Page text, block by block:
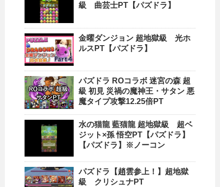
級 曲芸士PT【パズドラ】
金曜ダンジョン 超地獄級 光ホ
ルスPT【パズドラ】
パズドラ ROコラボ 迷宮の森 超
級 初見 災禍の魔神王・サタン 悪
魔タイプ攻撃12.25倍PT
水の猫龍 藍猫龍 超地獄級 超ベ
ジット×孫 悟空PT【パズドラ】
【パズドラ】※ノーコン
パズドラ【趙雲参上！】超地獄
級 クリシュナPT